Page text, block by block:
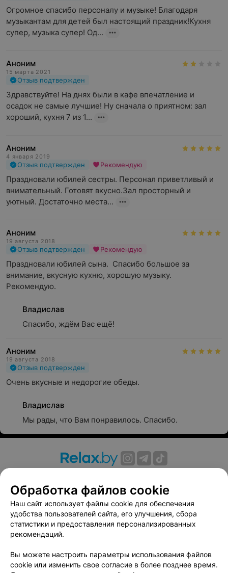
Огромное спасибо персоналу и музыке! Благодаря
музыкантам для детей был настоящий праздник!Кухня
супер, музыка супер! Од...
Аноним
15 марта 2021
Отзыв подтвержден
Здравствуйте! На днях были в кафе впечатление и
осадок не самые лучшие! Ну сначала о приятном: зал
хороший, кухня 7 из 1...
Аноним
4 января 2019
Отзыв подтвержден Рекомендую
Праздновали юбилей сестры. Персонал приветливый и
внимательный. Готовят вкусно.Зал просторный и
уютный. Достаточно места...
Аноним
19 августа 2018
Отзыв подтвержден Рекомендую
Праздновали юбилей сына.  Спасибо большое за
внимание, вкусную кухню, хорошую музыку.
Рекомендую.
Владислав
Спасибо, ждём Вас ещё!
Аноним
19 августа 2018
Отзыв подтвержден
Очень вкусные и недорогие обеды.
Владислав
Мы рады, что Вам понравилось. Спасибо.
Вакансии
Публичный договор
Способы оплаты
Публичный договор по использованию сервиса
«Афиша»
Пользовательское соглашение
Связаться по вопросам сотрудничества
Написать руководителю relax.by
Обработка файлов cookie
Наш сайт использует файлы cookie для обеспечения
удобства пользователей сайта, его улучшения, сбора
статистики и предоставления персонализированных
рекомендаций.
Вы можете настроить параметры использования файлов
cookie или изменить свое согласие в более позднее время.